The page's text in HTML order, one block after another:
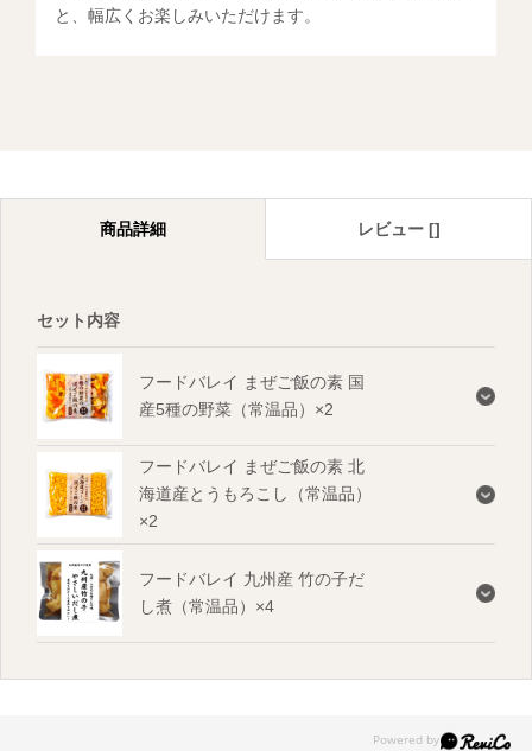
と、幅広くお楽しみいただけます。
商品詳細 レビュー []
セット内容
フードバレイ まぜご飯の素 国
産5種の野菜（常温品）×2
フードバレイ まぜご飯の素 北
海道産とうもろこし（常温品）
×2
フードバレイ 九州産 竹の子だ
し煮（常温品）×4